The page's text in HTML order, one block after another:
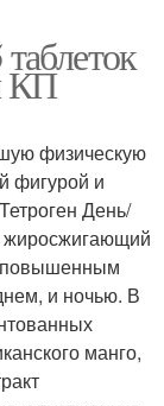
КП
физическую
фигурой и
День/
жиросжигающий
повышенным
и ночью. В
манго,